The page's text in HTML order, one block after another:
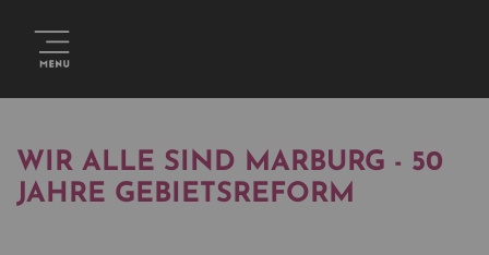
WIR ALLE SIND MARBURG - 50
JAHRE GEBIETSREFORM